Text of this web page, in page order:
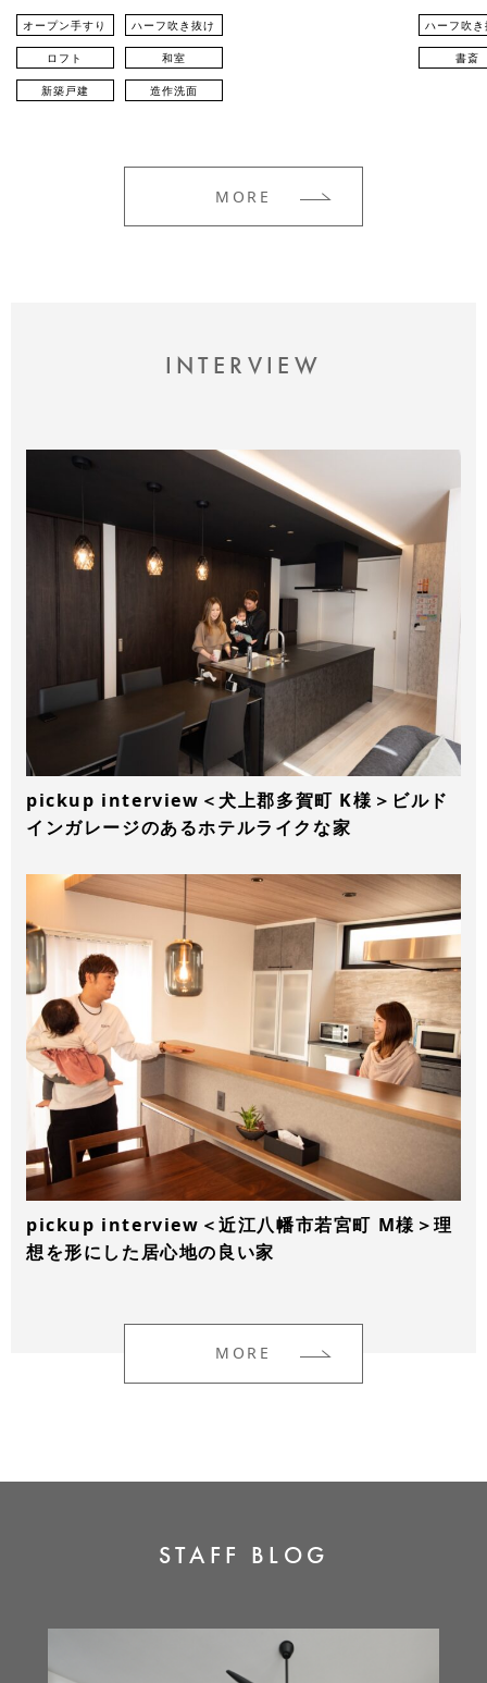
オープン手すり ハーフ吹き抜け
ロフト 和室
新築戸建 造作洗面
ハーフ吹
書斎
MORE
INTERVIEW
pickup interview＜犬上郡多賀町 K様＞ビルド
インガレージのあるホテルライクな家
pickup interview＜近江八幡市若宮町 M様＞理
想を形にした居心地の良い家
MORE
STAFF BLOG